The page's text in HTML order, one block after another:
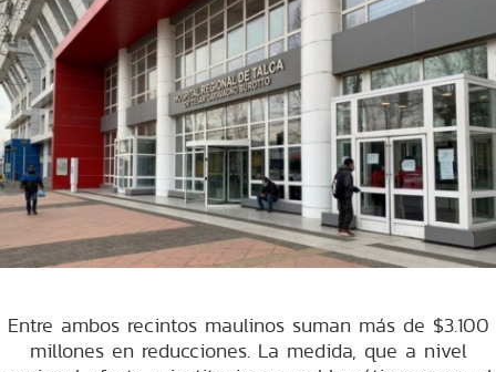
Entre ambos recintos maulinos suman más de $3.100
millones en reducciones. La medida, que a nivel